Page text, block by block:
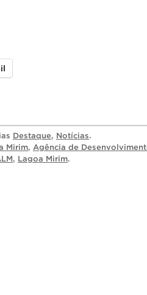
Destaque, Notícias.
Mirim, Agência de
, Lagoa Mirim.